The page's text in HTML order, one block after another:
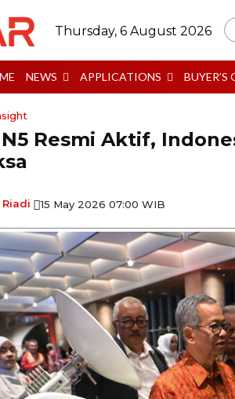
Thursday, 6 August 2026
NEWS APPLICATIONS BUYER’S
Resmi Aktif,
Riadi 15 May 2026 07:00 WIB